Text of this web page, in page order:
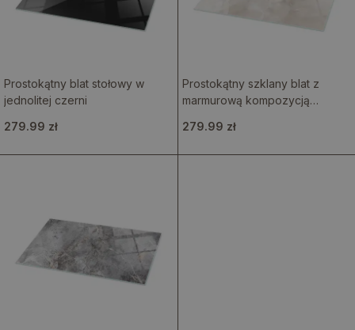
Prostokątny blat stołowy w
jednolitej czerni
279.99 zł
Prostokątny szklany blat z
marmurową kompozycją
279.99 zł